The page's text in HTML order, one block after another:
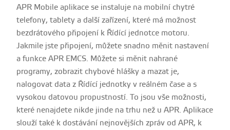
APR Mobile aplikace se instaluje na mobilní chytré
telefony, tablety a další zařízení, které má možnost
bezdrátového připojení k Řídící jednotce motoru.
Jakmile jste připojení, můžete snadno měnit nastavení
a funkce APR EMCS. Můžete si měnit nahrané
programy, zobrazit chybové hlášky a mazat je,
nalogovat data z Řídící jednotky v reálném čase a s
vysokou datovou propustností. To jsou vše možnosti,
které nenajdete nikde jinde na trhu než u APR. Aplikace
slouží také k dostávání nejnovějších zpráv od APR, k